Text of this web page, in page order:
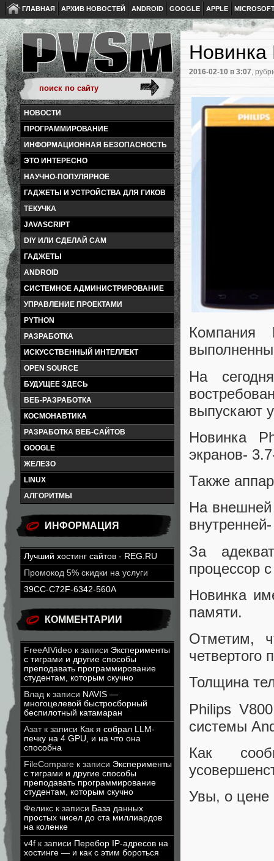
ГЛАВНАЯ АРХИВ НОВОСТЕЙ ANDROID GOOGLE APPLE
НОВОСТИ
ПРОГРАММИРОВАНИЕ
ИНФОРМАЦИОННАЯ БЕЗОПАСНОСТЬ
ЭТО ИНТЕРЕСНО
НАУЧНО-ПОПУЛЯРНОЕ
ГАДЖЕТЫ И УСТРОЙСТВА ДЛЯ ГИКОВ
ТЕКУЧКА
JAVASCRIPT
DIY ИЛИ СДЕЛАЙ САМ
ГАДЖЕТЫ
ANDROID
СИСТЕМНОЕ АДМИНИСТРИРОВАНИЕ
УПРАВЛЕНИЕ ПРОЕКТАМИ
PYTHON
РАЗРАБОТКА
ИСКУССТВЕННЫЙ ИНТЕЛЛЕКТ
OPEN SOURCE
БУДУЩЕЕ ЗДЕСЬ
ВЕБ-РАЗРАБОТКА
КОСМОНАВТИКА
РАЗРАБОТКА ВЕБ-САЙТОВ
GOOGLE
ЖЕЛЕЗО
LINUX
АЛГОРИТМЫ
ИНФОРМАЦИЯ
Лучший хостинг сайтов - REG.RU
Промокод 5% скидки на услуги
39CC-C72F-6342-560A
КОММЕНТАРИИ
FreeAIVideo к записи Эксперименты
с тиграми и другие способы
преподавать программирование
студентам, которым скучно
Влад к записи NAVIS —
многоцелевой быстросборный
беспилотный катамаран
Азатк записи Как я собрал LLM-
печку на 4 GPU, и на что она
способна
FileCompare к записи Эксперименты
с тиграми и другие способы
преподавать программирование
студентам, которым скучно
Феликс к записи База данных
простых чисел до ста миллиардов
на коленке
v4f к записи Перебор IP-адресов на
хостинге — и как с этим бороться
Новинка
2016-02-10 в 3:07,
Компания
На
выпускают
Новинка
экранов-
Также
На внешней
За
процессор
Новинка
памяти.
Отметим,
четвертого
Толщина
Philips
системы
Как
Увы, о цене